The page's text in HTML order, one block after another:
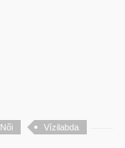
Női Vízilabda